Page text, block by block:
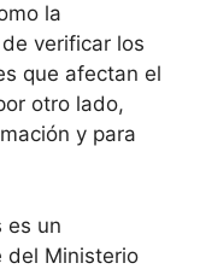
la
verificar los
que afectan el
otro lado,
y para
es un
del Ministerio